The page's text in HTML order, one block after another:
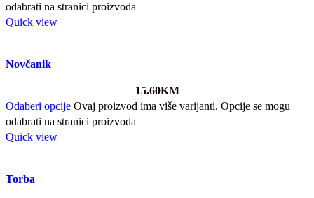
odabrati na stranici proizvoda
Quick view
Novčanik
15.60KM
Odaberi opcije Ovaj proizvod ima više varijanti. Opcije se mogu
odabrati na stranici proizvoda
Quick view
Torba